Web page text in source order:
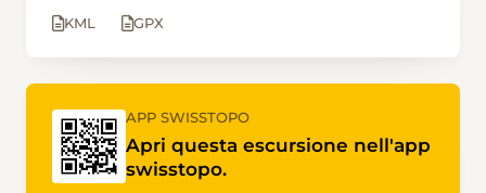
KML GPX
APP SWISSTOPO
Apri questa escursione nell'app
swisstopo.